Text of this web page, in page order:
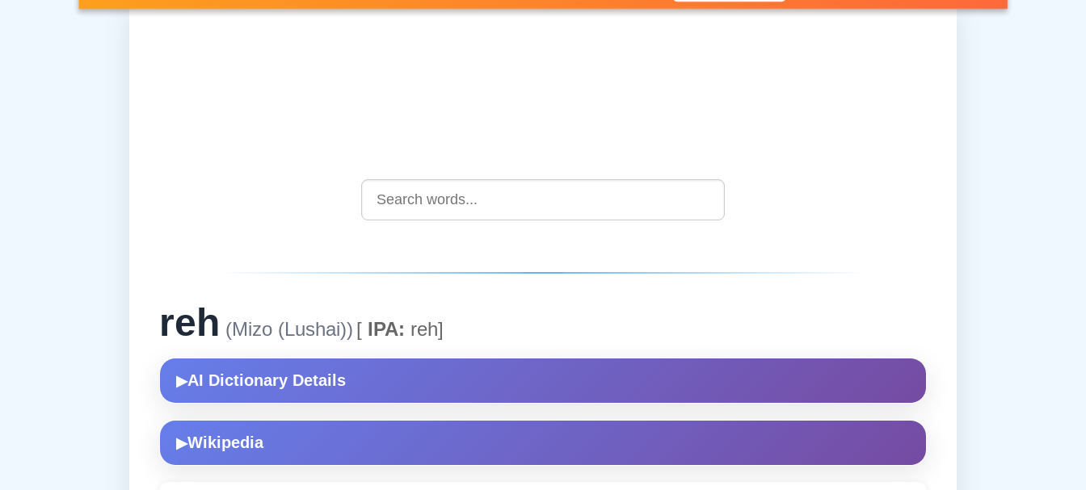
reh (Mizo (Lushai)) [ IPA: reh]
▶AI Dictionary Details
▶Wikipedia